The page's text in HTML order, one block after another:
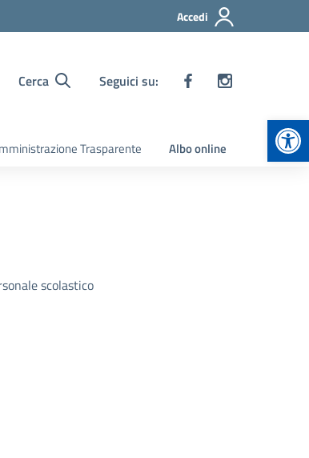
Accedi
Cerca Seguici su:
Trasparente Albo online
scolastico